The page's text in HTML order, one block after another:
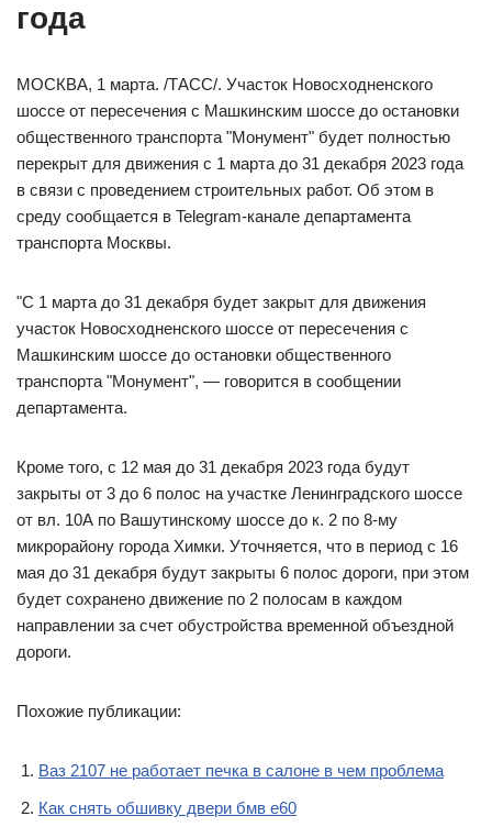
года
МОСКВА, 1 марта. /ТАСС/. Участок Новосходненского
шоссе от пересечения с Машкинским шоссе до остановки
общественного транспорта "Монумент" будет полностью
перекрыт для движения с 1 марта до 31 декабря 2023 года
в связи с проведением строительных работ. Об этом в
среду сообщается в Telegram-канале департамента
транспорта Москвы.
"С 1 марта до 31 декабря будет закрыт для движения
участок Новосходненского шоссе от пересечения с
Машкинским шоссе до остановки общественного
транспорта "Монумент", — говорится в сообщении
департамента.
Кроме того, с 12 мая до 31 декабря 2023 года будут
закрыты от 3 до 6 полос на участке Ленинградского шоссе
от вл. 10А по Вашутинскому шоссе до к. 2 по 8-му
микрорайону города Химки. Уточняется, что в период с 16
мая до 31 декабря будут закрыты 6 полос дороги, при этом
будет сохранено движение по 2 полосам в каждом
направлении за счет обустройства временной объездной
дороги.
Похожие публикации:
Ваз 2107 не работает печка в салоне в чем проблема
Как снять обшивку двери бмв е60